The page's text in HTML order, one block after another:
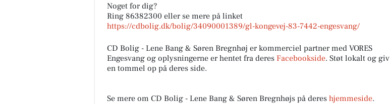
Noget for dig?
Ring 86382300 eller se mere på linket
https://cdbolig.dk/bolig/34090001389/gl-kongevej-83-7442-engesvang/
CD Bolig - Lene Bang & Søren Bregnhøj er kommerciel partner med VORES
Engesvang og oplysningerne er hentet fra deres Facebookside. Støt lokalt og giv
en tommel op på deres side.
Se mere om CD Bolig - Lene Bang & Søren Bregnhøjs på deres hjemmeside.